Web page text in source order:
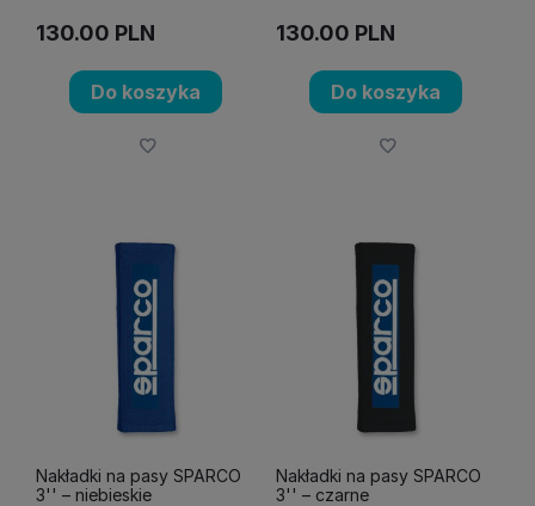
130.00 PLN
Do koszyka
130.00 PLN
Do koszyka
Nakładki na pasy SPARCO
3'' – niebieskie
Nakładki na pasy SPARCO
3'' – czarne